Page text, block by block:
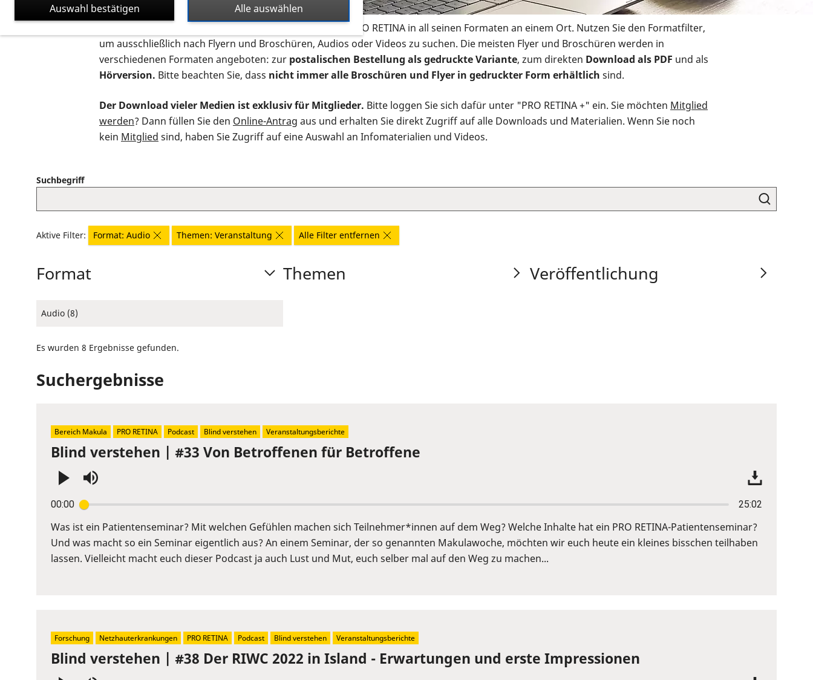
Auf dieser Seite finden Sie sämtliches Infomaterial der PRO RETINA in all seinen Formaten an einem Ort. Nutzen Sie den Formatfilter,
um ausschließlich nach Flyern und Broschüren, Audios oder Videos zu suchen. Die meisten Flyer und Broschüren werden in
verschiedenen Formaten angeboten: zur postalischen Bestellung als gedruckte Variante, zum direkten Download als PDF und als
Hörversion. Bitte beachten Sie, dass nicht immer alle Broschüren und Flyer in gedruckter Form erhältlich sind.
Der Download vieler Medien ist exklusiv für Mitglieder. Bitte loggen Sie sich dafür unter "PRO RETINA +" ein. Sie möchten Mitglied
werden? Dann füllen Sie den Online-Antrag aus und erhalten Sie direkt Zugriff auf alle Downloads und Materialien. Wenn Sie noch
kein Mitglied sind, haben Sie Zugriff auf eine Auswahl an Infomaterialien und Videos.
Suchbegriff
Aktive Filter: Format: Audio Themen: Veranstaltung Alle Filter entfernen
Format
Audio (8)
Themen Veröffentlichung
Es wurden 8 Ergebnisse gefunden.
Suchergebnisse
Blind verstehen | #33 Von Betroffenen für Betroffene
00:00 25:02
Enter
or
Space
to
Was ist ein Patientenseminar? Mit welchen Gefühlen machen sich Teilnehmer*innen auf dem Weg? Welche Inhalte hat ein PRO RETINA-Patientenseminar?
Und was macht so ein Seminar eigentlich aus? An einem Seminar, der so genannten Makulawoche, möchten wir euch heute ein kleines bisschen teilhaben
lassen. Vielleicht macht euch dieser Podcast ja auch Lust und Mut, euch selber mal auf den Weg zu machen...
Bereich Makula PRO RETINA Podcast Blind verstehen Veranstaltungsberichte
Blind verstehen | #38 Der RIWC 2022 in Island - Erwartungen und erste Impressionen
Forschung Netzhauterkrankungen PRO RETINA Podcast Blind verstehen Veranstaltungsberichte
Alle auswählen
Auswahl bestätigen